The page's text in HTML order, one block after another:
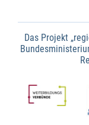
Das Projekt